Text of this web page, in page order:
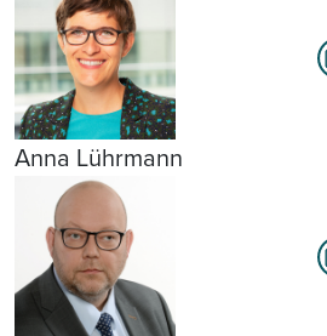
Anna Lührmann